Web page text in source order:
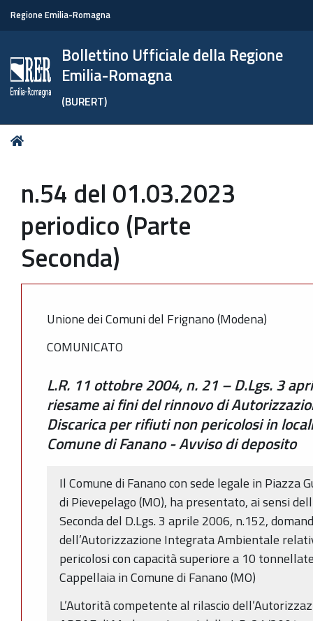
Regione Emilia-Romagna
Bollettino Ufficiale della Regione
Emilia-Romagna
(BURERT)
Tu
n.54 del 01.03.2023
periodico (Parte
Seconda)
Unione dei Comuni del Frignano (Modena)
COMUNICATO
L.R. 11 ottobre 2004, n. 21 – D.Lgs. 3
riesame ai fini del rinnovo di
Discarica per rifiuti non pericolosi in
Comune di Fanano - Avviso di deposito
Il Comune di Fanano con sede legale in Piazza
di Pievepelago (MO), ha presentato, ai sensi
Seconda del D.Lgs. 3 aprile 2006, n.152,
dell’Autorizzazione Integrata Ambientale
pericolosi con capacità superiore a 10
Cappellaia in Comune di Fanano (MO)
L’Autorità competente al rilascio